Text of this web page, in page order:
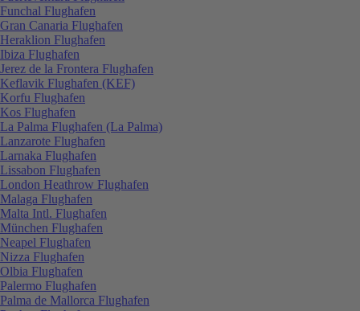
Funchal Flughafen
Gran Canaria Flughafen
Heraklion Flughafen
Ibiza Flughafen
Jerez de la Frontera Flughafen
Keflavik Flughafen (KEF)
Korfu Flughafen
Kos Flughafen
La Palma Flughafen (La Palma)
Lanzarote Flughafen
Larnaka Flughafen
Lissabon Flughafen
London Heathrow Flughafen
Malaga Flughafen
Malta Intl. Flughafen
München Flughafen
Neapel Flughafen
Nizza Flughafen
Olbia Flughafen
Palermo Flughafen
Palma de Mallorca Flughafen